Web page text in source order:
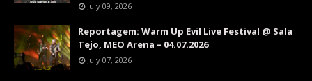
July 09, 2026
Reportagem: Warm Up Evil Live Festival @ Sala
Tejo, MEO Arena – 04.07.2026
July 07, 2026